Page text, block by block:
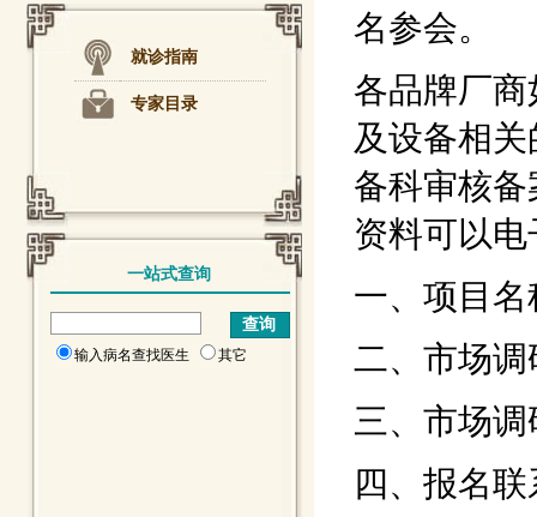
就诊指南
专家目录
一站式查询
输入病名查找医生 其它
名参会。
各品牌厂
及设备相
备科审核
资料可以
一、项目
二、市场
三、市场
四、报名